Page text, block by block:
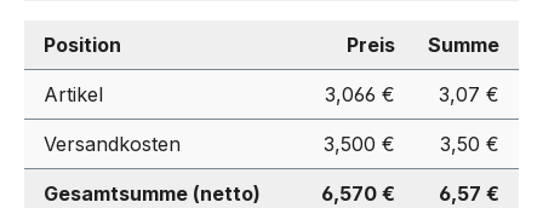
Position Preis Summe
Artikel 3,066 € 3,07 €
Versandkosten 3,500 € 3,50 €
Gesamtsumme (netto) 6,570 € 6,57 €